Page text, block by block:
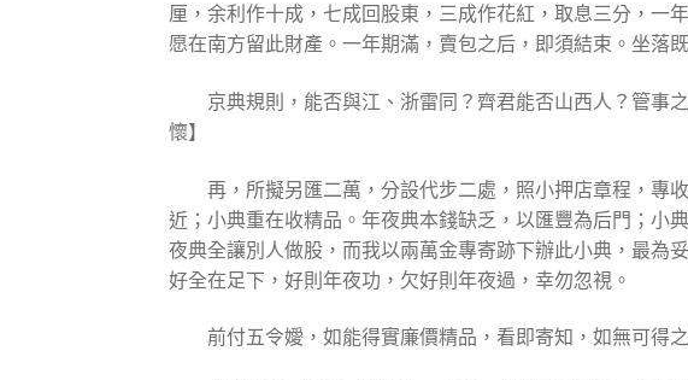
厘，余利作十成，七成回股東，三成作花紅，取息三分，一
愿在南方留此財產。一年期滿，賣包之后，即須結束。坐落
京典規則，能否與江、浙雷同？齊君能否山西人？管事
懷】
再，所擬另匯二萬，分設代步二處，照小押店章程，專
近；小典重在收精品。年夜典本錢缺乏，以匯豐為后門；小
夜典全讓別人做股，而我以兩萬金專寄跡下辦此小典，最為
好全在足下，好則年夜功，欠好則年夜過，幸勿忽視。
前付五令嬡，如能得實廉價精品，看即寄知，如無可得